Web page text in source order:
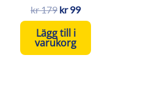
kr179 kr99
Lägg till i
varukorg